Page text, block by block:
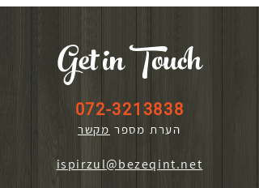
Get in Touch
072-3213838
הערת מספר מקשר
ispirzul@bezeqint.net